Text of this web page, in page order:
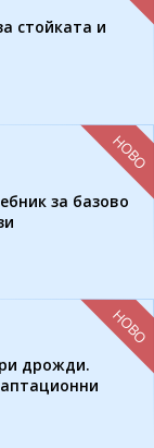
стойката и
за базово
НОВО
дрожди.
НОВО